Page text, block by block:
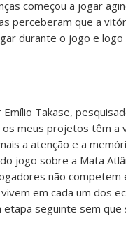
começou a jogar
perceberam que a
durante o jogo e
Takase,
meus projetos têm a
a atenção e a
jogo sobre a Mata
não
em cada um dos
etapa seguinte sem